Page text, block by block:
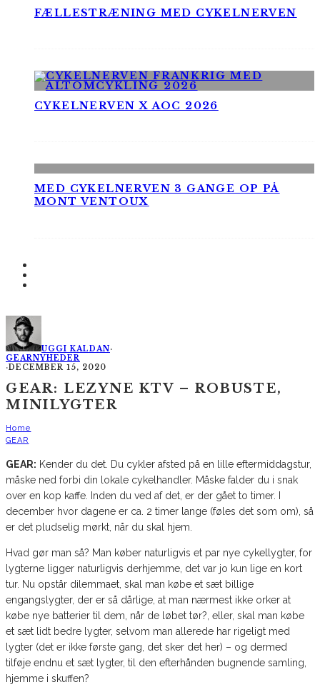
FÆLLESTRÆNING MED CYKELNERVEN
CYKELNERVEN X AOC 2026
MED CYKELNERVEN 3 GANGE OP PÅ
MONT VENTOUX
UGGI KALDAN·
GEARNYHEDER
·DECEMBER 15, 2020
GEAR: LEZYNE KTV – ROBUSTE,
MINILYGTER
Home
GEAR
GEAR: Kender du det. Du cykler afsted på en lille eftermiddagstur,
måske ned forbi din lokale cykelhandler. Måske falder du i snak
over en kop kaffe. Inden du ved af det, er der gået to timer. I
december hvor dagene er ca. 2 timer lange (føles det som om), så
er det pludselig mørkt, når du skal hjem.
Hvad gør man så? Man køber naturligvis et par nye cykellygter, for
lygterne ligger naturligvis derhjemme, det var jo kun lige en kort
tur. Nu opstår dilemmaet, skal man købe et sæt billige
engangslygter, der er så dårlige, at man nærmest ikke orker at
købe nye batterier til dem, når de løbet tør?, eller, skal man købe
et sæt lidt bedre lygter, selvom man allerede har rigeligt med
lygter (det er ikke første gang, det sker det her) – og dermed
tilføje endnu et sæt lygter, til den efterhånden bugnende samling,
hjemme i skuffen?